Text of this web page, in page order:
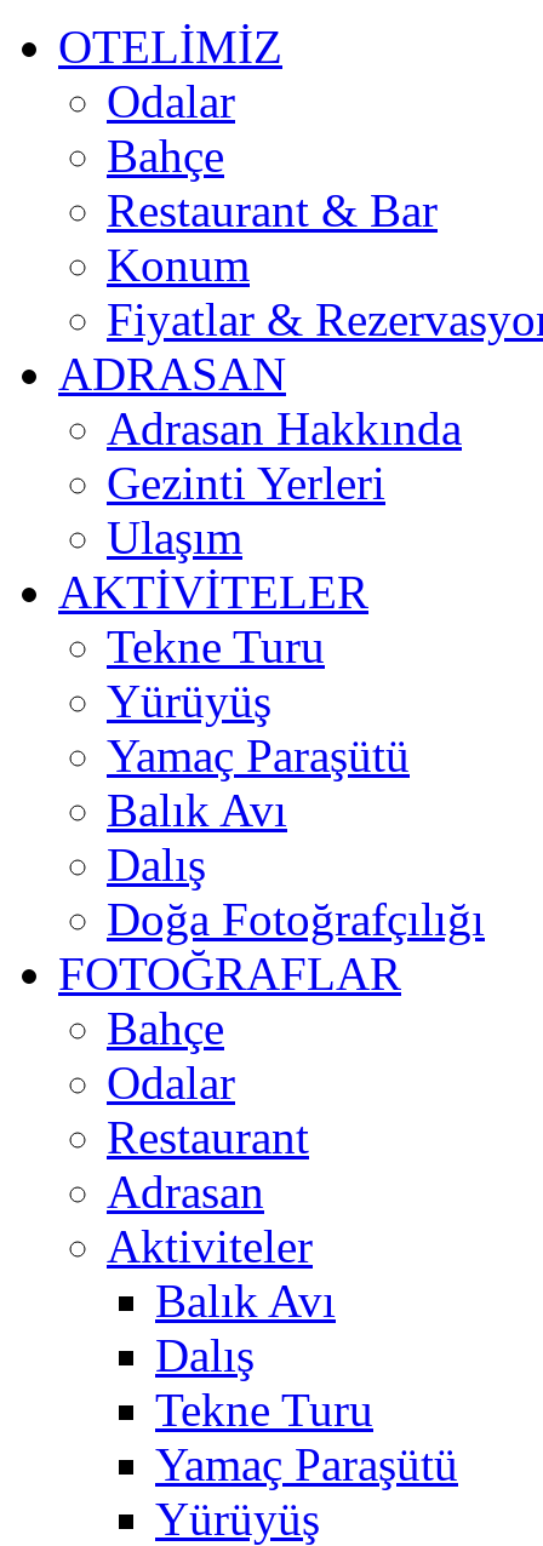
OTELİMİZ
Odalar
Bahçe
Restaurant & Bar
Konum
Fiyatlar &
ADRASAN
Adrasan Hakkında
Gezinti Yerleri
Ulaşım
AKTİVİTELER
Tekne Turu
Yürüyüş
Yamaç Paraşütü
Balık Avı
Dalış
Doğa Fotoğrafçılığı
FOTOĞRAFLAR
Bahçe
Odalar
Restaurant
Adrasan
Aktiviteler
Balık Avı
Dalış
Tekne Turu
Yamaç Paraşütü
Yürüyüş